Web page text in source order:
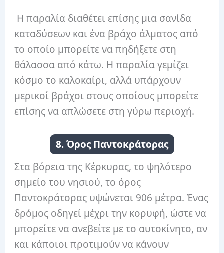
Η παραλία διαθέτει επίσης μια σανίδα
καταδύσεων και ένα βράχο άλματος από
το οποίο μπορείτε να πηδήξετε στη
θάλασσα από κάτω. Η παραλία γεμίζει
κόσμο το καλοκαίρι, αλλά υπάρχουν
μερικοί βράχοι στους οποίους μπορείτε
επίσης να απλώσετε στη γύρω περιοχή.
8. Όρος Παντοκράτορας
Στα βόρεια της Κέρκυρας, το ψηλότερο
σημείο του νησιού, το όρος
Παντοκράτορας υψώνεται 906 μέτρα. Ένας
δρόμος οδηγεί μέχρι την κορυφή, ώστε να
μπορείτε να ανεβείτε με το αυτοκίνητο, αν
και κάποιοι προτιμούν να κάνουν